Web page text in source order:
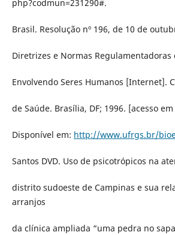
php?codmun=231290#.
Brasil. Resolução nº 196, de 10 de
Diretrizes e Normas Regulamentadoras
Envolvendo Seres Humanos [Internet].
de Saúde. Brasília, DF; 1996. [acesso
Disponível em: http://www.ufrgs.br/
Santos DVD. Uso de psicotrópicos na
distrito sudoeste de Campinas e sua
arranjos
da clínica ampliada “uma pedra no